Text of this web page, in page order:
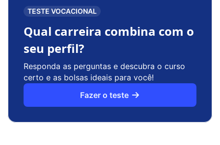
TESTE VOCACIONAL
Qual carreira combina com o
seu perfil?
Responda as perguntas e descubra o curso
certo e as bolsas ideais para você!
Fazer o teste